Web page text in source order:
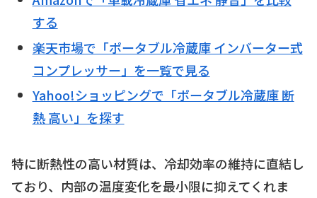
する
楽天市場で「ポータブル冷蔵庫 インバーター式
コンプレッサー」を一覧で見る
Yahoo!ショッピングで「ポータブル冷蔵庫 断
熱 高い」を探す
特に断熱性の高い材質は、冷却効率の維持に直結し
ており、内部の温度変化を最小限に抑えてくれま